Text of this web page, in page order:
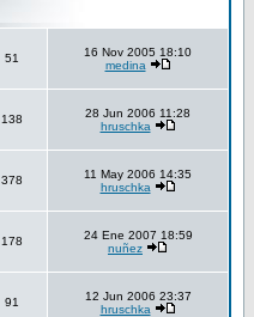
51
16 Nov 2005 18:10
medina
138
28 Jun 2006 11:28
hruschka
378
11 May 2006 14:35
hruschka
178
24 Ene 2007 18:59
nuñez
91
12 Jun 2006 23:37
hruschka